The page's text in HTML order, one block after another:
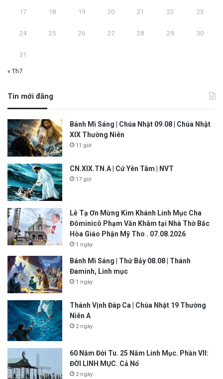
17 18 19 20 21 22 23
24 25 26 27 28 29 30
31
« Th7
Tin mới đăng
Bánh Mì Sáng | Chúa Nhật 09.08 | Chúa Nhật
XIX Thường Niên
11 giờ
CN.XIX.TN.A | Cứ Yên Tâm | NVT
17 giờ
Lễ Tạ Ơn Mừng Kim Khánh Linh Mục Cha
Đôminicô Phạm Văn Khâm tại Nhà Thờ Bắc
Hòa Giáo Phận Mỹ Tho . 07.08.2026
1 ngày
Bánh Mì Sáng | Thứ Bảy 08.08 | Thánh
Đaminh, Linh mục
1 ngày
Thánh Vịnh Đáp Ca | Chúa Nhật 19 Thường
Niên A
2 ngày
60 Năm Đời Tu. 25 Năm Linh Mục. Phần VII:
ĐỜI LINH MỤC. Cả Nổ
2 ngày